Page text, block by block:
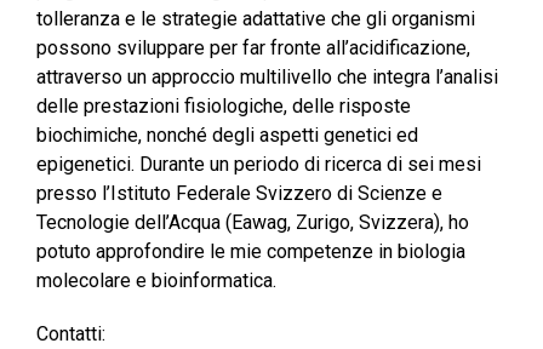
tolleranza e le strategie adattative che gli organismi
possono sviluppare per far fronte all’acidificazione,
attraverso un approccio multilivello che integra l’analisi
delle prestazioni fisiologiche, delle risposte
biochimiche, nonché degli aspetti genetici ed
epigenetici. Durante un periodo di ricerca di sei mesi
presso l’Istituto Federale Svizzero di Scienze e
Tecnologie dell’Acqua (Eawag, Zurigo, Svizzera), ho
potuto approfondire le mie competenze in biologia
molecolare e bioinformatica.
Contatti: